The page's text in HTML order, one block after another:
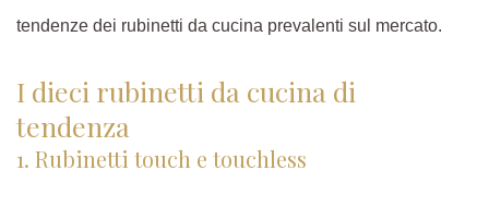
tendenze dei rubinetti da cucina prevalenti sul mercato.
I dieci rubinetti da cucina di
tendenza
1. Rubinetti touch e touchless